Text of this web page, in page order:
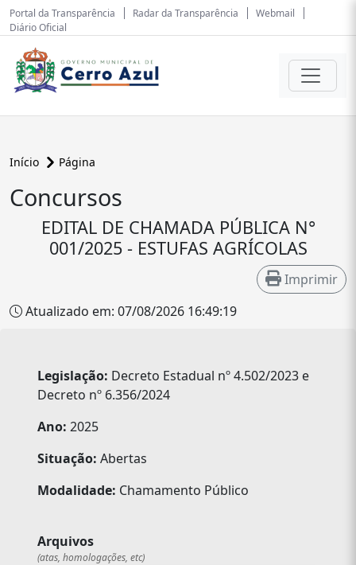
Portal da Transparência Radar da Transparência
Webmail
Diário Oficial
Início Página
Concursos
EDITAL DE CHAMADA PÚBLICA N°
001/2025 - ESTUFAS AGRÍCOLAS
Imprimir
Atualizado em: 07/08/2026 16:49:19
Legislação: Decreto Estadual nº 4.502/2023 e
Decreto nº 6.356/2024
Ano: 2025
Situação: Abertas
Modalidade: Chamamento Público
Arquivos
(atas, homologações, etc)